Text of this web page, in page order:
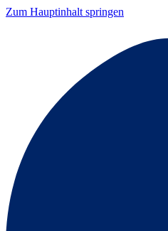
Zum Hauptinhalt springen